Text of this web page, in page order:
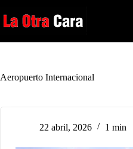
al
contenido
Aeropuerto Internacional
22 abril, 2026 1 min